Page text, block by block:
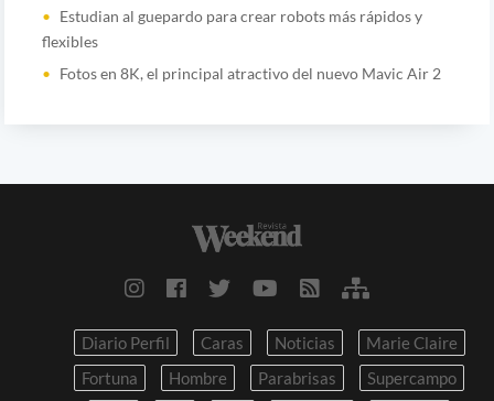
Estudian al guepardo para crear robots más rápidos y
flexibles
Fotos en 8K, el principal atractivo del nuevo Mavic Air 2
Diario Perfil Caras Noticias
Marie Claire
Fortuna
Hombre Parabrisas
Supercampo